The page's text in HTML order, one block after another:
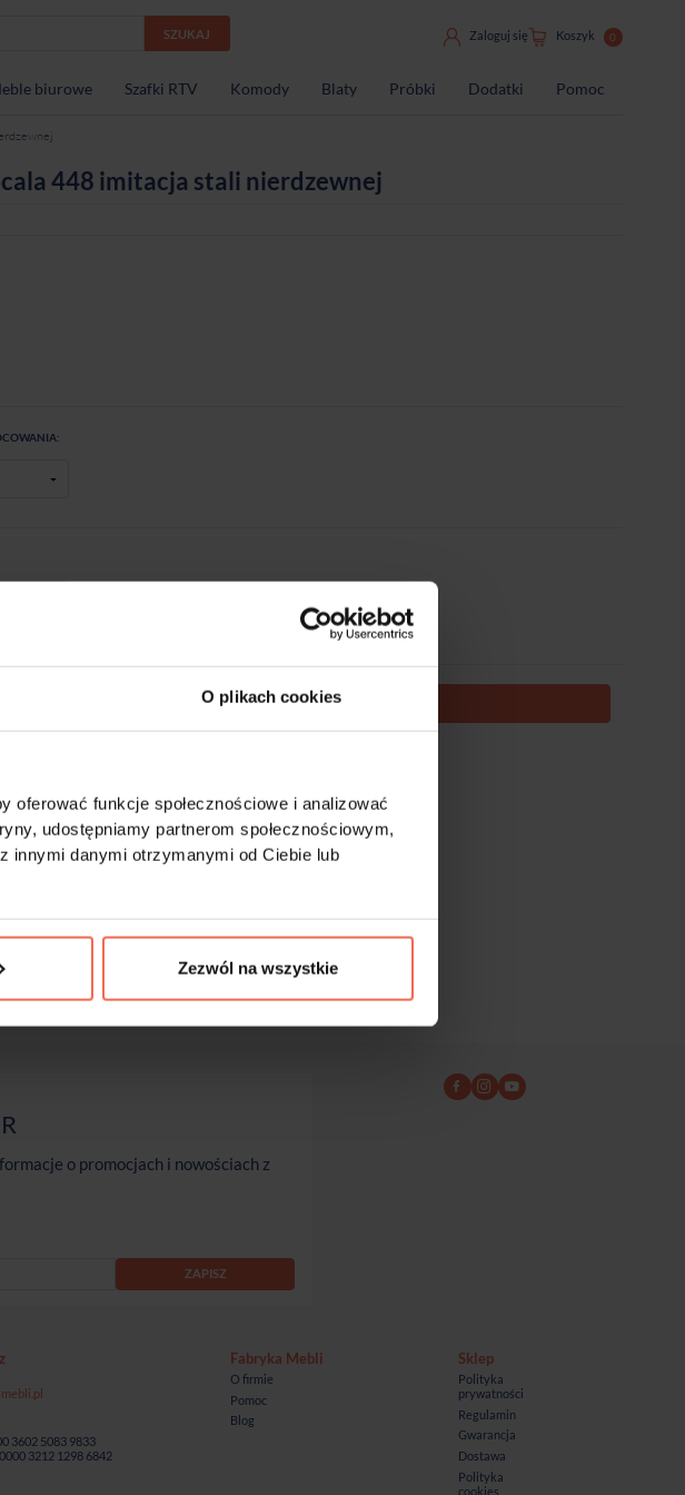
O plikach cookies
funkcje społecznościowe i analizować
udostępniamy partnerom społecznościowym,
innymi danymi otrzymanymi od Ciebie lub
Zezwól na wszystkie
SZUKAJ Zaloguj się Koszyk 0
biurowe Szafki RTV Komody Blaty Próbki Dodatki Pomoc
448 imitacja stali nierdzewnej
DODAJ DO KOSZYKA
o promocjach i nowościach z
3602 5083 9833
3212 1298 6842
Fabryka Mebli
O firmie
Pomoc
Blog
Sklep
Polityka
prywatności
Regulamin
Gwarancja
Dostawa
Polityka
cookies